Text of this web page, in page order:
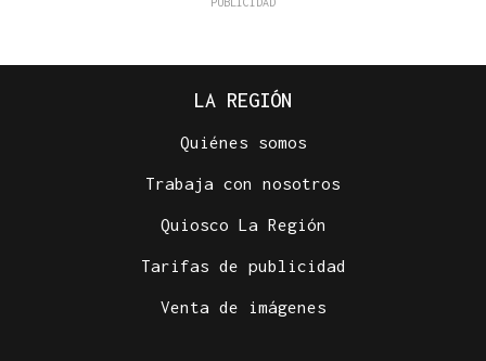
LA REGIÓN
Quiénes somos
Trabaja con nosotros
Quiosco La Región
Tarifas de publicidad
Venta de imágenes